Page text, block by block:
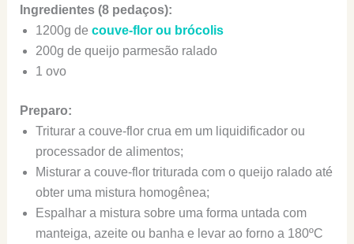
Ingredientes (8 pedaços):
1200g de couve-flor ou brócolis
200g de queijo parmesão ralado
1 ovo
Preparo:
Triturar a couve-flor crua em um liquidificador ou
processador de alimentos;
Misturar a couve-flor triturada com o queijo ralado até
obter uma mistura homogênea;
Espalhar a mistura sobre uma forma untada com
manteiga, azeite ou banha e levar ao forno a 180ºC